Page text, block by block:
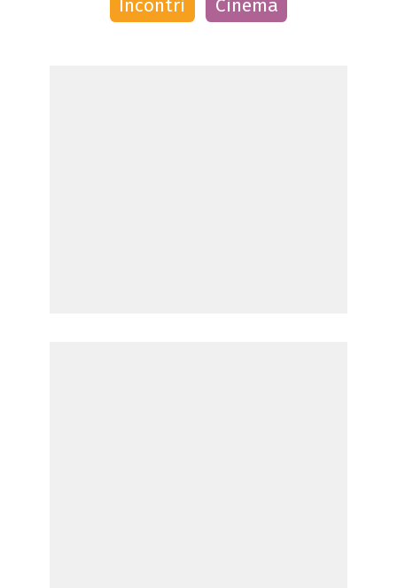
Incontri Cinema